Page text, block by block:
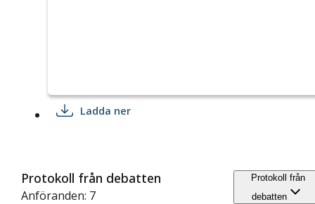
Ladda ner
Protokoll från debatten
Anföranden: 7
Protokoll från
debatten